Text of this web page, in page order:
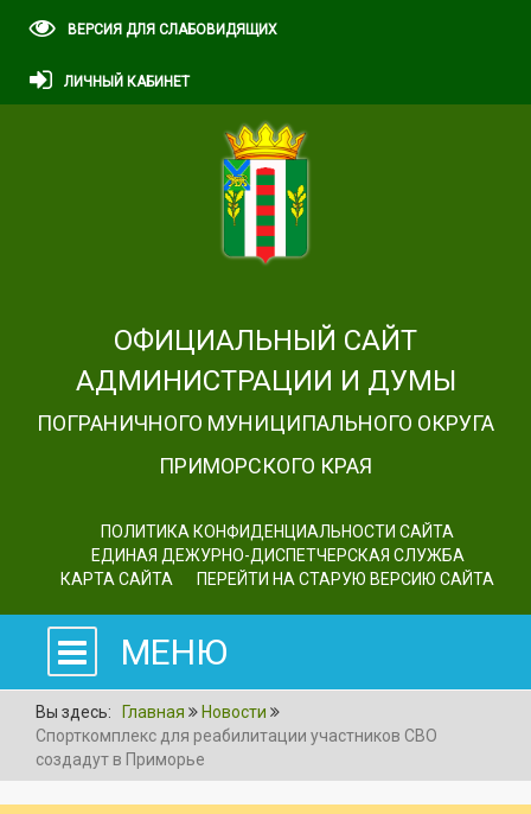
ВЕРСИЯ ДЛЯ СЛАБОВИДЯЩИХ
ЛИЧНЫЙ КАБИНЕТ
ОФИЦИАЛЬНЫЙ САЙТ
АДМИНИСТРАЦИИ И ДУМЫ
ПОГРАНИЧНОГО МУНИЦИПАЛЬНОГО ОКРУГА
ПРИМОРСКОГО КРАЯ
ПОЛИТИКА КОНФИДЕНЦИАЛЬНОСТИ САЙТА
ЕДИНАЯ ДЕЖУРНО-ДИСПЕТЧЕРСКАЯ СЛУЖБА
КАРТА САЙТА
ПЕРЕЙТИ НА СТАРУЮ ВЕРСИЮ САЙТА
МЕНЮ
Вы здесь: Главная
Новости
Спорткомплекс для реабилитации участников СВО
создадут в Приморье